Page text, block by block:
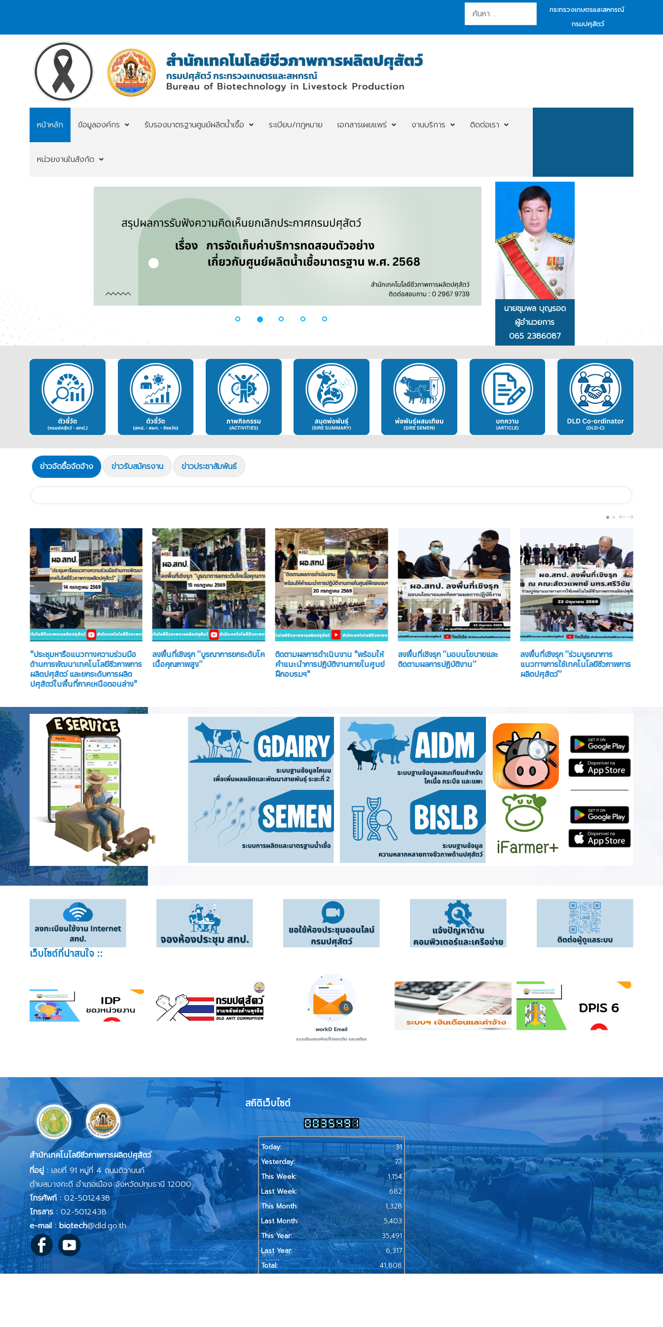
การค้นหา
กระทรวงเกษตรและสหกรณ์
กรมปศุสัตว์
หน้าหลัก ข้อมูลองค์กร รับรองมาตรฐานศูนย์ผลิตน้ำเชื้อ ระเบียบ/กฎหมาย เอกสารเผยแพร่ งานบริการ ติดต่อเรา
หน่วยงานในสังกัด
นายชุมพล บุญรอด
ผู้อำนวยการ
065 2386087
ข่าวจัดซื้อจัดจ้าง ข่าวรับสมัครงาน ข่าวประชาสัมพันธ์
PREVNEXT
"ประชุมหารือแนวทางความร่วมมือ
ด้านการพัฒนาเทคโนโลยีชีวภาพการ
ผลิตปศุสัตว์ และยกระดับการผลิต
ปศุสัตว์ในพื้นที่ภาคเหนือตอนล่าง"
ลงพื้นที่เชิงรุก “บูรณาการยกระดับโค
เนื้อคุณภาพสูง”
ติดตามผลการดำเนินงาน "พร้อมให้
คำแนะนำการปฏิบัติงานภายในศูนย์
ฝึกอบรมฯ"
ลงพื้นที่เชิงรุก “มอบนโยบายและ
ติดตามผลการปฏิบัติงาน”
ลงพื้นที่เชิงรุก “ร่วมบูรณาการ
แนวทางการใช้เทคโนโลยีชีวภาพการ
ผลิตปศุสัตว์”
เว็บไซต์ที่น่าสนใจ ::
สำนักเทคโนโลยีชีวภาพการผลิตปศุสัตว์
ที่อยู่ :เลขที่ 91 หมู่ที่ 4 ถนนติวานนท์
ตำบลบางกะดี อำเภอเมือง จังหวัดปทุมธานี 12000
โทรศัพท์ :02-5012438
โทรสาร : 02-5012438
e-mail : biotech@dld.go.th
สถิติเว็บไซต์
Today:
31
Yesterday:
73
This Week:
1,154
Last Week:
682
This Month:
1,328
Last Month:
5,403
This Year:
35,491
Last Year:
6,317
Total:
41,808